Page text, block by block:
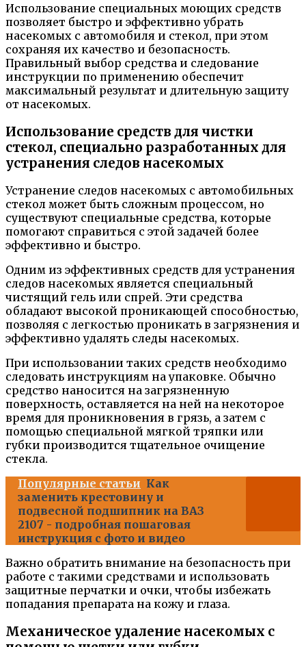
Использование специальных моющих средств
позволяет быстро и эффективно убрать
насекомых с автомобиля и стекол, при этом
сохраняя их качество и безопасность.
Правильный выбор средства и следование
инструкции по применению обеспечит
максимальный результат и длительную защиту
от насекомых.
Использование средств для чистки
стекол, специально разработанных для
устранения следов насекомых
Устранение следов насекомых с автомобильных
стекол может быть сложным процессом, но
существуют специальные средства, которые
помогают справиться с этой задачей более
эффективно и быстро.
Одним из эффективных средств для устранения
следов насекомых является специальный
чистящий гель или спрей. Эти средства
обладают высокой проникающей способностью,
позволяя с легкостью проникать в загрязнения и
эффективно удалять следы насекомых.
При использовании таких средств необходимо
следовать инструкциям на упаковке. Обычно
средство наносится на загрязненную
поверхность, оставляется на ней на некоторое
время для проникновения в грязь, а затем с
помощью специальной мягкой тряпки или
губки производится тщательное очищение
стекла.
Популярные статьи Как
заменить крестовину и
подвесной подшипник на ВАЗ
2107 - подробная пошаговая
инструкция с фото и видео
Важно обратить внимание на безопасность при
работе с такими средствами и использовать
защитные перчатки и очки, чтобы избежать
попадания препарата на кожу и глаза.
Механическое удаление насекомых с